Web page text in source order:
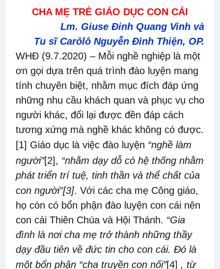
CHA MẸ TRẺ GIÁO DỤC CON CÁI
Lm. Giuse Đinh Quang Vinh và
Tu sĩ Carôlô Nguyễn Đình Thiện, OP.
WHĐ (9.7.2020) – Mỗi nghề nghiệp là một
ơn gọi dựa trên quá trình đào luyện mang
tính chuyên biệt, nhằm mục đích đáp ứng
những nhu cầu khách quan và phục vụ cho
người khác, đổi lại được đền đáp cách
tương xứng mà nghề khác không có được.
[1] Giáo dục là việc đào luyện “nghề làm
người”[2], “nhằm dạy dỗ có hệ thống nhằm
phát triển trí tuệ, tinh thần và thể chất của
con người”[3]. Với các cha mẹ Công giáo,
họ còn có bổn phận đào luyện con cái nên
con cái Thiên Chúa và Hội Thánh. “Gia
đình là nơi cha mẹ trở thành những thầy
dạy đầu tiên về đức tin cho con cái. Đó là
một bổn phận “cha truyền con nối”[4] , từ